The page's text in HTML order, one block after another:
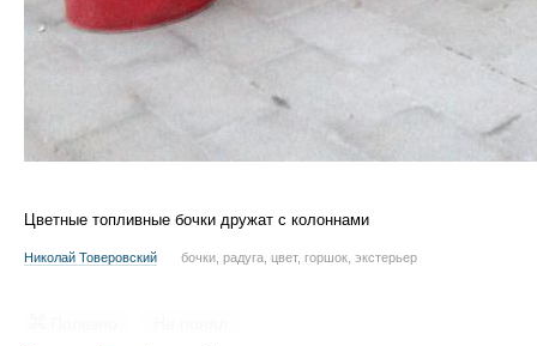
Цветные топливные бочки дружат с колоннами
Николай Товеровский бочки, радуга, цвет, горшок, экстерьер